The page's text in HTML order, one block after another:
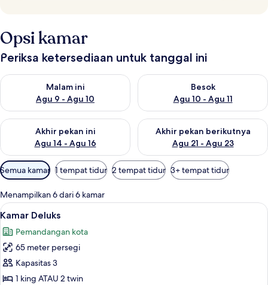
Opsi kamar
Periksa ketersediaan untuk tanggal ini
Malam ini
Agu 9 - Agu 10
Periksa ketersediaan untuk malam ini Agu 9 - Agu 10
Besok
Agu 10 - Agu 11
Periksa ketersediaan untuk
Akhir pekan ini
Agu 14 - Agu 16
Periksa ketersediaan untuk akhir pekan ini Agu 14 - Agu 16
Akhir pekan berikutnya
Agu 21 - Agu 23
Periksa ketersediaan untuk
Filter
tersedia
untuk
kamar
Semua kamar 1 tempat tidur 2 tempat tidur 3+ tempat tidur
Menampilkan 6 dari 6 kamar
Lihat
semua
foto
untuk
Kamar
Deluks
Kamar Deluks | Minibar, brankas,
10
Kamar Deluks
Pemandangan kota
65 meter persegi
Kapasitas 3
1 king ATAU 2 twin